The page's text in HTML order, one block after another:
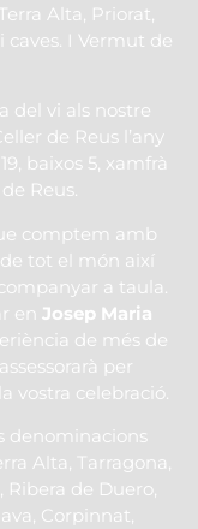
Alta, Priorat,
caves. I Vermut de
del vi als nostre
de Reus l’any
baixos 5, xamfrà
Reus.
comptem amb
de tot el món així
a taula.
en Josep Maria
de més de
per
vostra celebració.
denominacions
Alta, Tarragona,
Ribera de Duero,
Corpinnat,